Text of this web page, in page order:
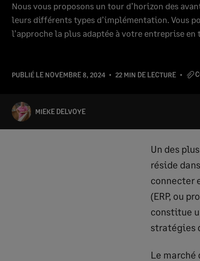
Nous vous proposons un tour d’horizon des
leurs différents types d’implémentation. Vous
l’approche la plus adaptée à votre entreprise en
PUBLIÉ LE NOVEMBRE 8, 2024 22 MIN DE LECTURE
MIEKE DELVOYE
Un des
réside
connecter
(ERP, ou
constitue
stratégies
Le marché